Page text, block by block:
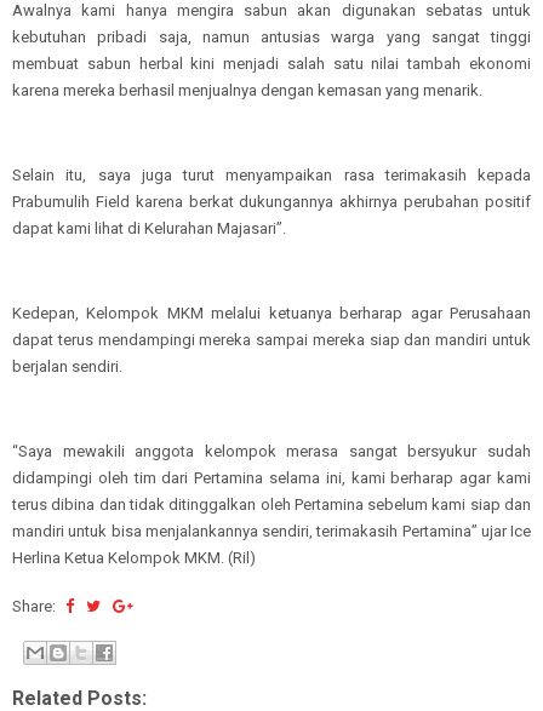
Awalnya kami hanya mengira sabun akan digunakan sebatas untuk
kebutuhan pribadi saja, namun antusias warga yang sangat tinggi
membuat sabun herbal kini menjadi salah satu nilai tambah ekonomi
karena mereka berhasil menjualnya dengan kemasan yang menarik.
Selain itu, saya juga turut menyampaikan rasa terimakasih kepada
Prabumulih Field karena berkat dukungannya akhirnya perubahan positif
dapat kami lihat di Kelurahan Majasari”.
Kedepan, Kelompok MKM melalui ketuanya berharap agar Perusahaan
dapat terus mendampingi mereka sampai mereka siap dan mandiri untuk
berjalan sendiri.
“Saya mewakili anggota kelompok merasa sangat bersyukur sudah
didampingi oleh tim dari Pertamina selama ini, kami berharap agar kami
terus dibina dan tidak ditinggalkan oleh Pertamina sebelum kami siap dan
mandiri untuk bisa menjalankannya sendiri, terimakasih Pertamina” ujar Ice
Herlina Ketua Kelompok MKM. (Ril)
Share:
Related Posts: